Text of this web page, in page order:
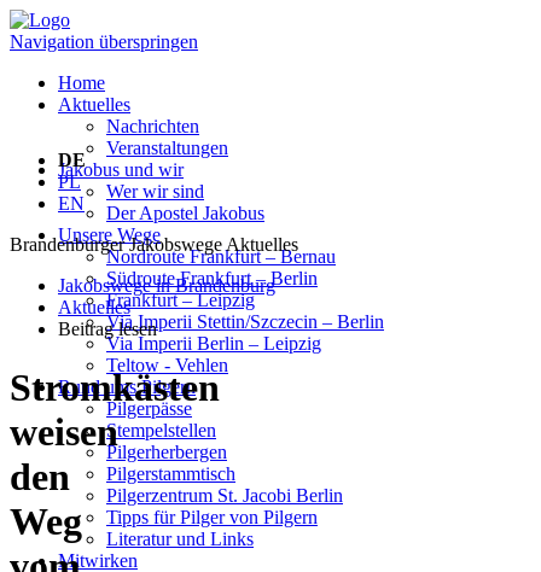
Navigation überspringen
Home
Aktuelles
Nachrichten
Veranstaltungen
Jakobus und wir
Wer wir sind
Der Apostel Jakobus
Unsere Wege
Nordroute Frankfurt – Bernau
Südroute Frankfurt – Berlin
Frankfurt – Leipzig
Via Imperii Stettin/Szczecin – Berlin
Via Imperii Berlin – Leipzig
Teltow - Vehlen
Rund ums Pilgern
Pilgerpässe
Stempelstellen
Pilgerherbergen
Pilgerstammtisch
Pilgerzentrum St. Jacobi Berlin
Tipps für Pilger von Pilgern
Literatur und Links
Mitwirken
DE
PL
EN
Brandenburger Jakobswege Aktuelles
Jakobswege in Brandenburg
Aktuelles
Beitrag lesen
Stromkästen
weisen
den
Weg